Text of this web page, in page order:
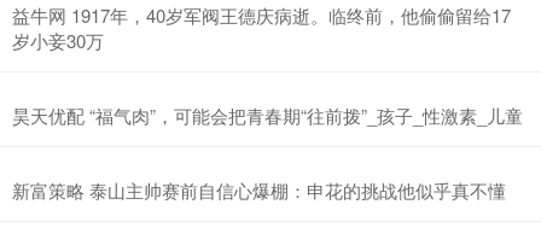
益牛网 1917年，40岁军阀王德庆病逝。临终前，他偷偷留给17
岁小妾30万
昊天优配 “福气肉”，可能会把青春期“往前拨”_孩子_性激素_儿童
新富策略 泰山主帅赛前自信心爆棚：申花的挑战他似乎真不懂